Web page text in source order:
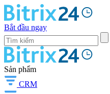
Bắt đầu ngay
Sản phẩm
CRM